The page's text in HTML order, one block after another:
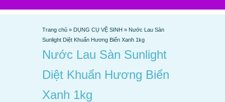
Trang chủ » DỤNG CỤ VỆ SINH » Nước Lau Sàn
Sunlight Diệt Khuẩn Hương Biển Xanh 1kg
Nước Lau Sàn Sunlight
Diệt Khuẩn Hương Biển
Xanh 1kg